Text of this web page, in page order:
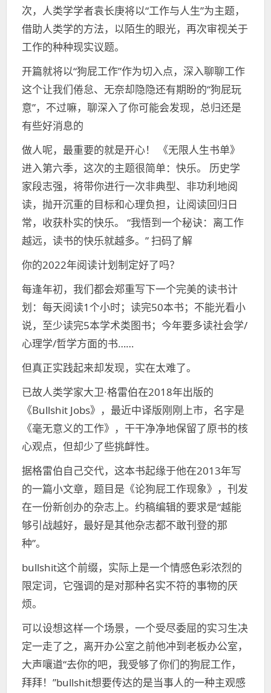
次，人类学学者袁长庚将以“工作与人生”为主题，
借助人类学的方法，以陌生的眼光，再次审视关于
工作的种种现实议题。
开篇就将以“狗屁工作”作为切入点，深入聊聊工作
这个让我们倦怠、无奈却隐隐还有期盼的“狗屁玩
意”，不过嘛，聊深入了你可能会发现，总归还是
有些好消息的
做人呢，最重要的就是开心！ 《无限人生书单》
进入第六季，这次的主题很简单：快乐。 历史学
家段志强，将带你进行一次非典型、非功利地阅
读，抛开沉重的目标和心理负担，让阅读回归日
常，收获朴实的快乐。 “我悟到一个秘诀：离工作
越远，读书的快乐就越多。” 扫码了解
你的2022年阅读计划制定好了吗？
每逢年初，我们都会郑重写下一个完美的读书计
划：每天阅读1个小时；读完50本书；不能光看小
说，至少读完5本学术类图书；今年要多读社会学/
心理学/哲学方面的书……
但真正实践起来却发现，实在太难了。
已故人类学家大卫·格雷伯在2018年出版的
《Bullshit Jobs》，最近中译版刚刚上市，名字是
《毫无意义的工作》，干干净净地保留了原书的核
心观点，但却少了些挑衅性。
据格雷伯自己交代，这本书起缘于他在2013年写
的一篇小文章，题目是《论狗屁工作现象》，刊发
在一份新创办的杂志上。约稿编辑的要求是“越能
够引战越好，最好是其他杂志都不敢刊登的那
种”。
bullshit这个前缀，实际上是一个情感色彩浓烈的
限定词，它强调的是对那种名实不符的事物的厌
烦。
可以设想这样一个场景，一个受尽委屈的实习生决
定一走了之，离开办公室之前他冲到老板办公室，
大声嚷道“去你的吧，我受够了你们的狗屁工作，
拜拜！”bullshit想要传达的是当事人的一种主观感